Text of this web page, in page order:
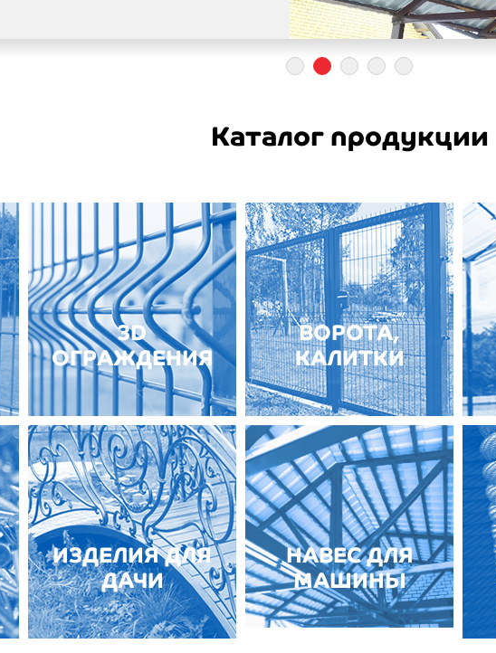
2 3 4 5
Каталог продукции
3D
ОГРАЖДЕНИЯ
ВОРОТА,
КАЛИТКИ
ИЗДЕЛИЯ ДЛЯ
ДАЧИ
НАВЕС ДЛЯ
МАШИНЫ